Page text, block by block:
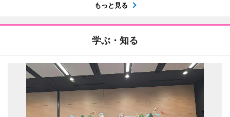
もっと見る
学ぶ・知る